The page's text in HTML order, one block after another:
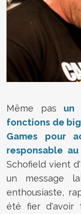
Même pas un
fonctions de
Games pour
responsable
Schofield vient
un message
enthousiaste,
été fier d'avoir